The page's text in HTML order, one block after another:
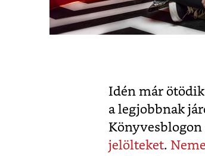
Idén már ötödik
a legjobbnak
jelölteket.